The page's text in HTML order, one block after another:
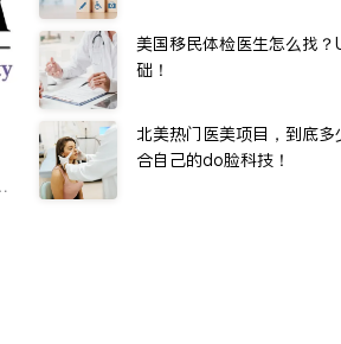
美国移民体检医生怎么找
础！
北美热门医美项目，到底
合自己的do脸科技！